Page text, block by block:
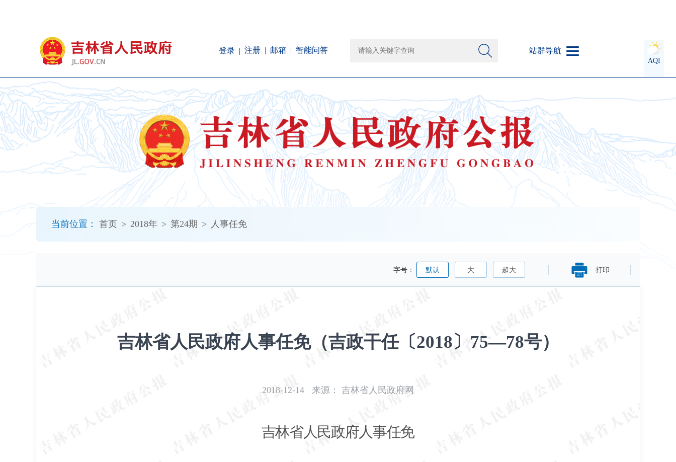
登录 注册 邮箱 智能问答 站群导航
AQI
当前位置： 首页 > 2018年 > 第24期 > 人事任免
打印
字号： 默认 大 超大
吉林省人民政府人事任免（吉政干任〔2018〕75—78号）
2018-12-14 来源： 吉林省人民政府网
吉林省人民政府人事任免
障
碍
说
明
页
面,
按
加